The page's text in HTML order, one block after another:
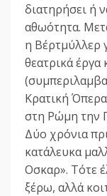
διατηρήσει ή
αθωότητα.
η Βέρτμύλλερ
θεατρικά έργα
Κρατική
στη Ρώμη την
Δύο χρόνια
κατάλευκα
Οσκαρ». Τότε
ξέρω, αλλά